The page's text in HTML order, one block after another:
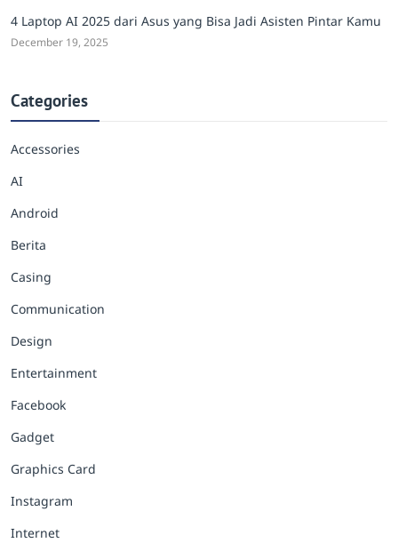
4 Laptop AI 2025 dari Asus yang Bisa Jadi Asisten Pintar Kamu
December 19, 2025
Categories
Accessories
AI
Android
Berita
Casing
Communication
Design
Entertainment
Facebook
Gadget
Graphics Card
Instagram
Internet